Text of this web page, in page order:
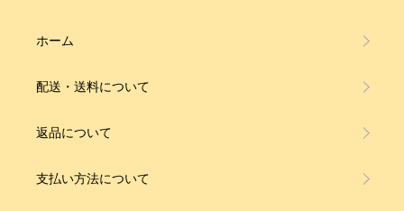
ホーム
配送・送料について
返品について
支払い方法について